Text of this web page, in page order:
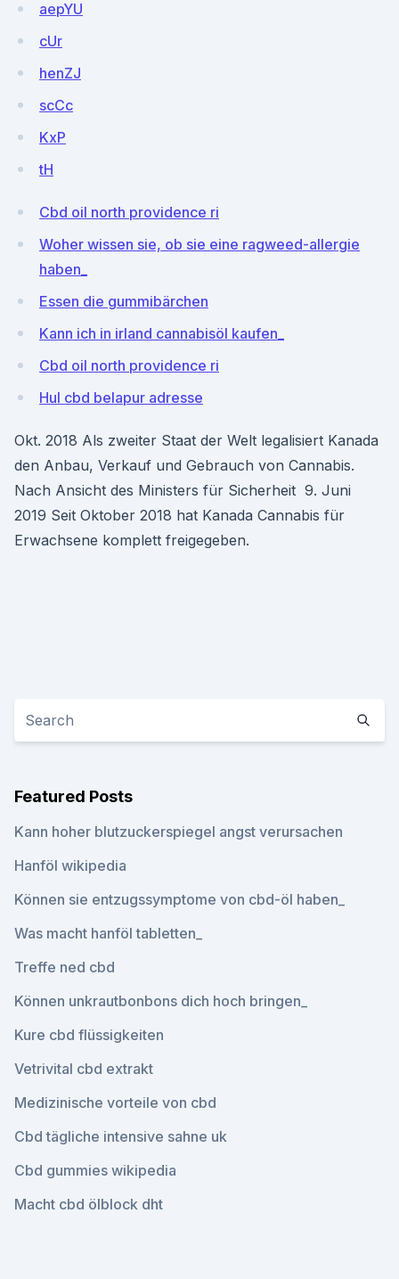
aepYU
cUr
henZJ
scCc
KxP
tH
Cbd oil north providence ri
Woher wissen sie, ob sie eine ragweed-allergie
haben_
Essen die gummibärchen
Kann ich in irland cannabisöl kaufen_
Cbd oil north providence ri
Hul cbd belapur adresse
Okt. 2018 Als zweiter Staat der Welt legalisiert Kanada
den Anbau, Verkauf und Gebrauch von Cannabis.
Nach Ansicht des Ministers für Sicherheit 9. Juni
2019 Seit Oktober 2018 hat Kanada Cannabis für
Erwachsene komplett freigegeben.
Featured Posts
Kann hoher blutzuckerspiegel angst verursachen
Hanföl wikipedia
Können sie entzugssymptome von cbd-öl haben_
Was macht hanföl tabletten_
Treffe ned cbd
Können unkrautbonbons dich hoch bringen_
Kure cbd flüssigkeiten
Vetrivital cbd extrakt
Medizinische vorteile von cbd
Cbd tägliche intensive sahne uk
Cbd gummies wikipedia
Macht cbd ölblock dht